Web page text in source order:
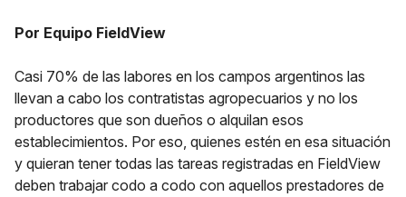
Por Equipo FieldView
Casi 70% de las labores en los campos argentinos las
llevan a cabo los contratistas agropecuarios y no los
productores que son dueños o alquilan esos
establecimientos. Por eso, quienes estén en esa situación
y quieran tener todas las tareas registradas en FieldView
deben trabajar codo a codo con aquellos prestadores de